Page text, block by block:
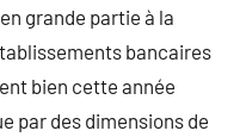
grande partie à la
bancaires
bien cette année
par des dimensions de